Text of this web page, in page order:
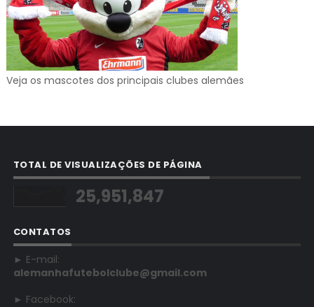
Veja os mascotes dos principais clubes alemães
TOTAL DE VISUALIZAÇÕES DE PÁGINA
25,951,847
CONTATOS
► E-mail:
alemanhafutebolclube@gmail.com
► Facebook: